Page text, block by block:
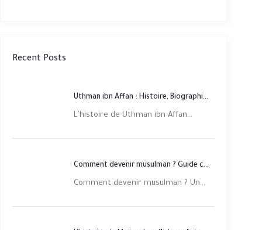
Recent Posts
Uthman ibn Affan : Histoire, Biographie et Préservation du Coran
L'histoire de Uthman ibn Affan...
Comment devenir musulman ? Guide complet étape par étape
Comment devenir musulman ? Un...